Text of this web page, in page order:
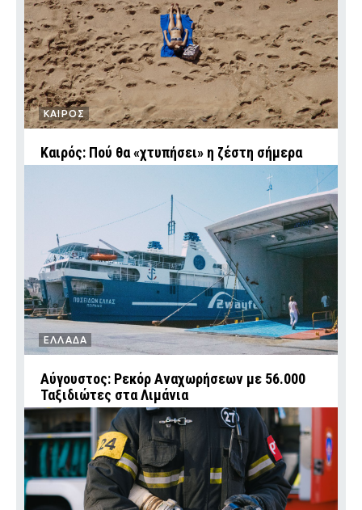
ΚΑΙΡΟΣ
Καιρός: Πού θα «χτυπήσει» η ζέστη σήμερα
ΕΛΛΑΔΑ
Αύγουστος: Ρεκόρ Αναχωρήσεων με 56.000
Ταξιδιώτες στα Λιμάνια